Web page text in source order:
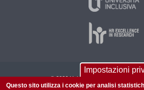
© 2026 Università di Padova - Tutti i
Impostazioni
Questo sito utilizza i cookie per analisi